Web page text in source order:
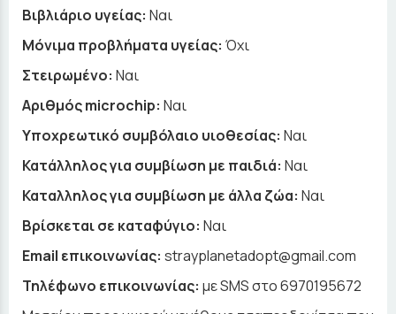
Βιβλιάριο υγείας: Ναι
Μόνιμα προβλήματα υγείας: Όχι
Στειρωμένο: Ναι
Αριθμός microchip: Ναι
Υποχρεωτικό συμβόλαιο υιοθεσίας: Ναι
Κατάλληλος για συμβίωση με παιδιά: Ναι
Καταλληλος για συμβίωση με άλλα ζώα: Ναι
Βρίσκεται σε καταφύγιο: Ναι
Email επικοινωνίας: strayplanetadopt@gmail.com
Τηλέφωνο επικοινωνίας: με SMS στο 6970195672